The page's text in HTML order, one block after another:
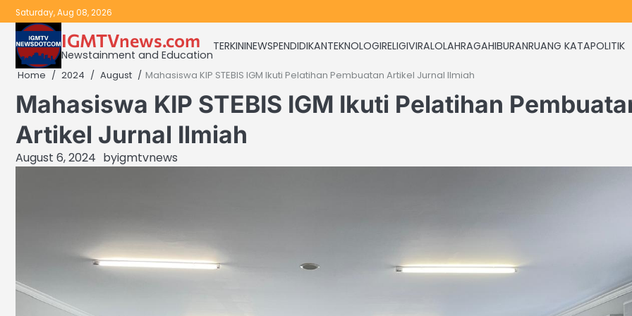
Skip
to
content
Saturday, Aug 08, 2026
IGMTVnews.com
Newstainment and Education
TERKININEWSPENDIDIKANTEKNOLOGIRELIGIVIRALOLAHRAGAHIBURANRUANG KATAPOLITIK
Home 2024 August Mahasiswa KIP STEBIS IGM Ikuti Pelatihan Pembuatan Artikel Jurnal Ilmiah
Mahasiswa KIP STEBIS IGM Ikuti Pelatihan
Artikel Jurnal Ilmiah
August 6, 2024 byigmtvnews